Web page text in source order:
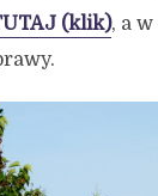
(klik), a